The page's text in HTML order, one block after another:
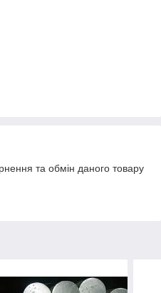
та обмін даного товару